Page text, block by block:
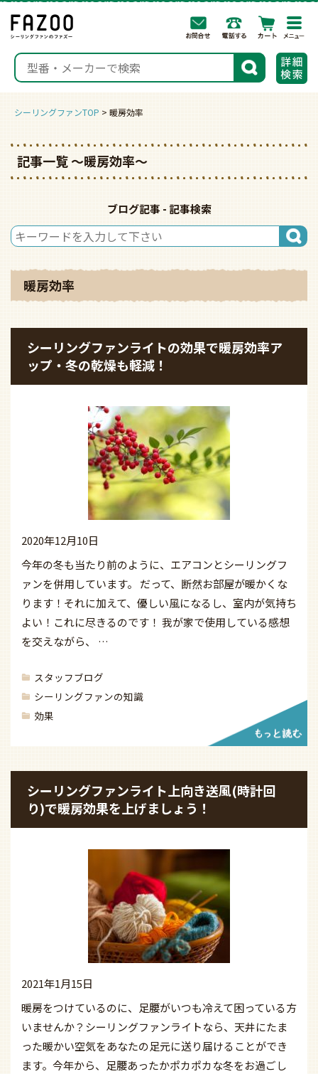
検索
シーリングファンTOP 暖房効率
記事一覧 〜暖房効率〜
ブログ記事 - 記事検索
暖房効率
シーリングファンライトの効果で暖房効率ア
ップ・冬の乾燥も軽減！
2020年12月10日
今年の冬も当たり前のように、エアコンとシーリングフ
ァンを併用しています。 だって、断然お部屋が暖かくな
ります！それに加えて、優しい風になるし、室内が気持ち
よい！これに尽きるのです！ 我が家で使用している感想
を交えながら、 …
スタッフブログ
シーリングファンの知識
効果
シーリングファンライト上向き送風(時計回
り)で暖房効果を上げましょう！
2021年1月15日
暖房をつけているのに、足腰がいつも冷えて困っている方
いませんか？シーリングファンライトなら、天井にたま
った暖かい空気をあなたの足元に送り届けることができ
ます。今年から、足腰あったかポカポカな冬をお過ごし